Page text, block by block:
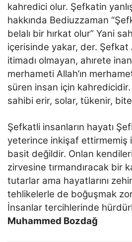
kahredici olur. Şefkatin yanlış
hakkında Bediuzzaman
belalı bir hırkat olur” Yani
içerisinde yakar, der. Şefkat
itimadı olmayan, ahırete
merhameti Allah’ın
süren insan için
sahibi erir, solar, tükenir,
Şefkatli insanların hayatı
yeterince inkişaf ettirmemiş
basit değildir. Onlan
zirvesine tırmandıracak bir
tutarlar ama hayatlarını
tehlikelerle de boğuşmak
İnsanlar tercihlerinde
Muhammed Bozdağ